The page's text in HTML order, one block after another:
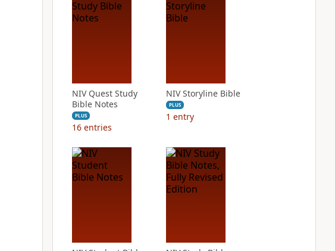
NIV Quest Study
Bible Notes
PLUS
16 entries
NIV Storyline Bible
PLUS
1 entry